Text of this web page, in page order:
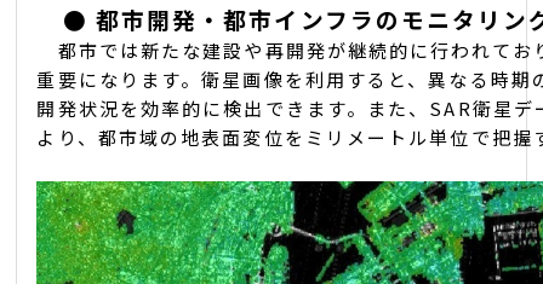
● 都市開発・都市インフラのモニタリン
都市では新たな建設や再開発が継続的に行われてお
重要になります。衛星画像を利用すると、異なる時
開発状況を効率的に検出できます。また、SAR衛星
より、都市域の地表面変位をミリメートル単位で把握